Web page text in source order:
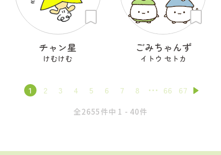
チャン星
けむけむ
ごみちゃんず
イトウ セトカ
1 2 3 4 5 6 7 8 66 67
全2655件中 1 - 40件